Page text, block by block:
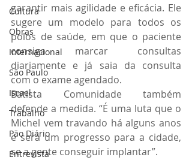
Cultura
Obras
Internacional
São Paulo
Israel
Trabalho
Pão Diário
Entrevista
garantir mais agilidade e eficácia. Ele
sugere um modelo para todos os
polos de saúde, em que o paciente
consiga marcar consultas
diariamente e já saia da consulta
com o exame agendado.
Batista Comunidade também
defende a medida. “É uma luta que o
Michel vem travando há alguns anos
e será um progresso para a cidade,
se a gente conseguir implantar”.